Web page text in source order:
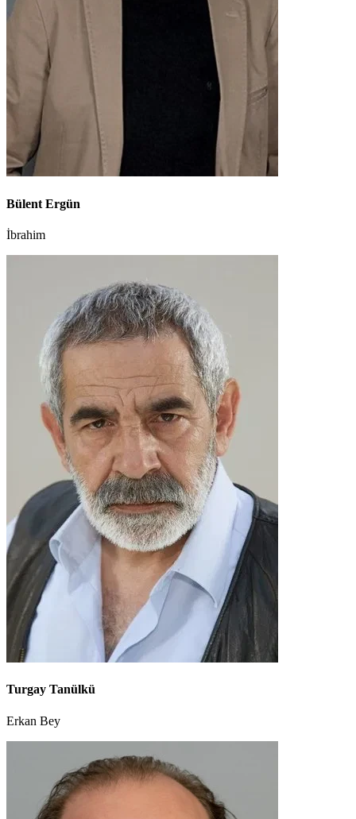
Bülent Ergün
İbrahim
Turgay Tanülkü
Erkan Bey